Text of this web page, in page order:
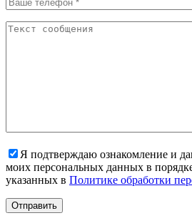
Я подтверждаю ознакомление и
моих персональных данных в
указанных в Политике обработки